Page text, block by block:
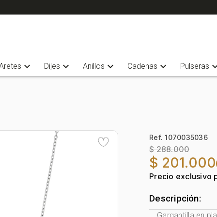
expand_more Dijes expand_more Anillos expand_more Cadenas expand_more Pulseras
Ref. 1070035036
$ 288.000
$ 201.000
Precio exclusivo
Descripción: